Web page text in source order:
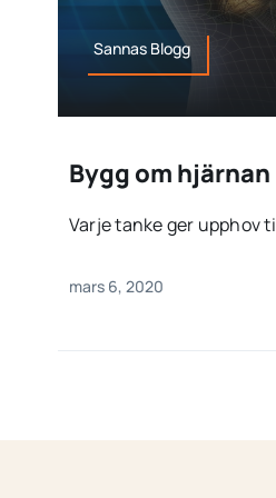
Sannas Blogg
Bygg om hjärnan
Varje tanke ger upphov
mars 6, 2020